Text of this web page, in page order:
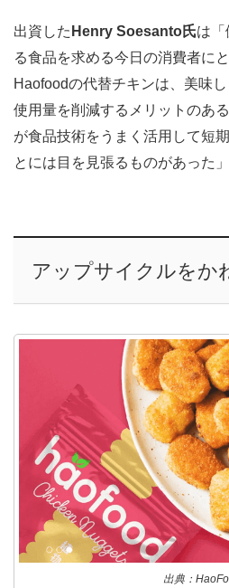
出資した Henry Soesanto氏は
る食品を求める今日の消費者に
Haofoodの代替チキンは、美味
使用量を削減するメリットのあ
が食品技術をうまく活用して短
とには目を見張るものがあった
アップサイクルをか
出典：